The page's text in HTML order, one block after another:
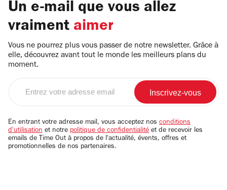
Un e-mail que vous allez
vraiment aimer
Vous ne pourrez plus vous passer de notre newsletter. Grâce à
elle, découvrez avant tout le monde les meilleurs plans du
moment.
email
En entrant votre adresse mail, vous acceptez nos conditions
d'utilisation et notre politique de confidentialité et de recevoir les
emails de Time Out à propos de l'actualité, évents, offres et
promotionnelles de nos partenaires.